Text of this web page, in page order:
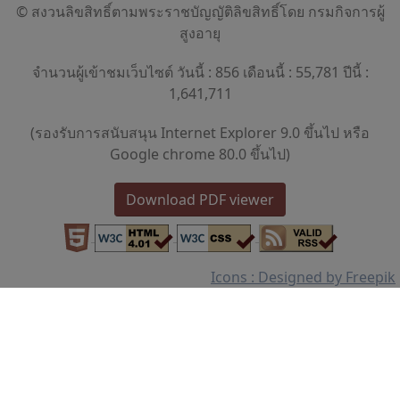
© สงวนลิขสิทธิ์ตามพระราชบัญญัติลิขสิทธิ์โดย กรมกิจการผู้
สูงอายุ
จำนวนผู้เข้าชมเว็บไซต์ วันนี้ : 856 เดือนนี้ : 55,781 ปีนี้ :
1,641,711
(รองรับการสนับสนุน Internet Explorer 9.0 ขึ้นไป หรือ
Google chrome 80.0 ขึ้นไป)
Download PDF viewer
Icons : Designed by Freepik